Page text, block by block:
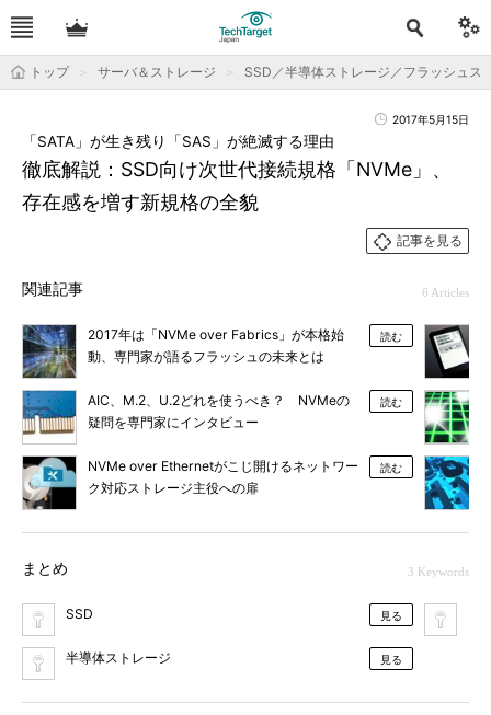
トップ サーバ＆ストレージ SSD／半導体ストレージ／フラッシュス
2017年5月15日
徹底解説：SSD向け次世代接続規格「NVMe」、
存在感を増す新規格の全貌
「SATA」が生き残り「SAS」が絶滅する理由
記事を見る
関連記事 6 Articles
2017年は「NVMe over Fabrics」が本格始
動、専門家が語るフラッシュの未来とは
読む
AIC、M.2、U.2どれを使うべき？ NVMeの
疑問を専門家にインタビュー
読む
NVMe over Ethernetがこじ開けるネットワー
ク対応ストレージ主役への扉
読む
まとめ 3 Keywords
SSD 見る
半導体ストレージ 見る